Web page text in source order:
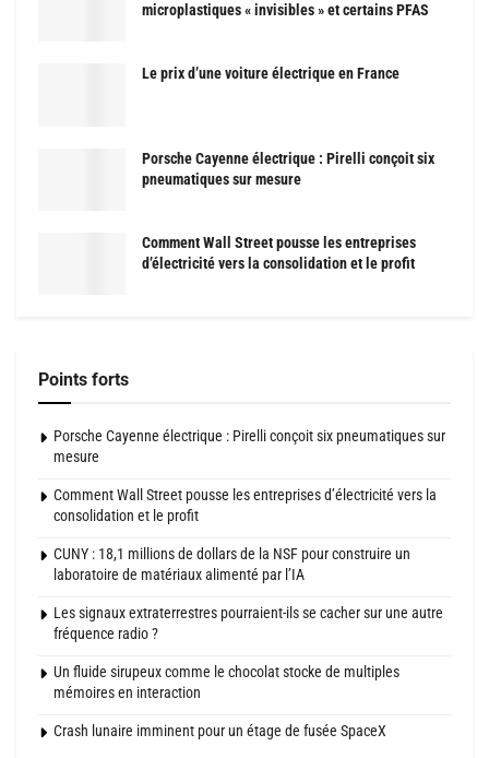
microplastiques « invisibles » et certains PFAS
Le prix d’une voiture électrique en France
Porsche Cayenne électrique : Pirelli conçoit six
pneumatiques sur mesure
Comment Wall Street pousse les entreprises
d’électricité vers la consolidation et le profit
Points forts
Porsche Cayenne électrique : Pirelli conçoit six pneumatiques sur
mesure
Comment Wall Street pousse les entreprises d’électricité vers la
consolidation et le profit
CUNY : 18,1 millions de dollars de la NSF pour construire un
laboratoire de matériaux alimenté par l’IA
Les signaux extraterrestres pourraient-ils se cacher sur une autre
fréquence radio ?
Un fluide sirupeux comme le chocolat stocke de multiples
mémoires en interaction
Crash lunaire imminent pour un étage de fusée SpaceX